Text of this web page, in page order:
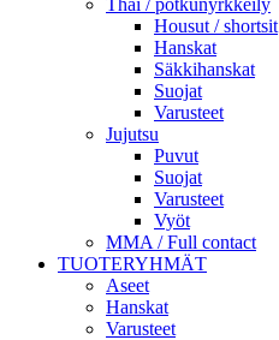
Thai / potkunyrkkeily
Housut / shortsit
Hanskat
Säkkihanskat
Suojat
Varusteet
Jujutsu
Puvut
Suojat
Varusteet
Vyöt
MMA / Full contact
TUOTERYHMÄT
Aseet
Hanskat
Varusteet